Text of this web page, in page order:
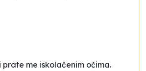
prate me iskolačenim očima.